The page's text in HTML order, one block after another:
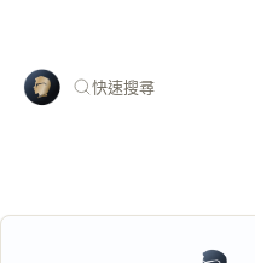
快速搜尋